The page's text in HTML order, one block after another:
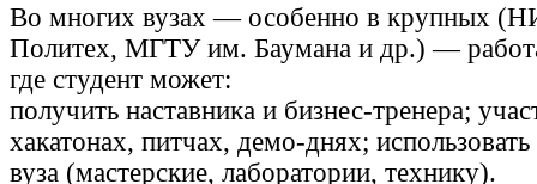
Во многих вузах — особенно в крупных
Политех, МГТУ им. Баумана и др.) —
где студент может:
получить наставника и бизнес‑тренера;
хакатонах, питчах, демо‑днях;
вуза (мастерские, лаборатории, технику).